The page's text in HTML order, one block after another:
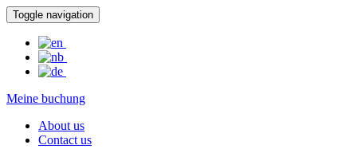
Toggle navigation
Meine buchung
About us
Contact us